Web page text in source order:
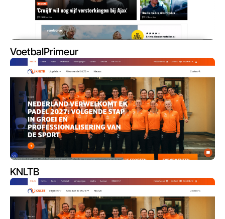
VoetbalPrimeur
KNLTB